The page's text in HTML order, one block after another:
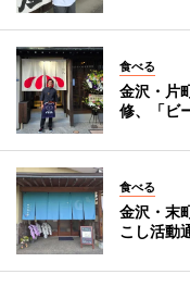
食べる
金沢・片
修、「ビ
食べる
金沢・末
こし活動